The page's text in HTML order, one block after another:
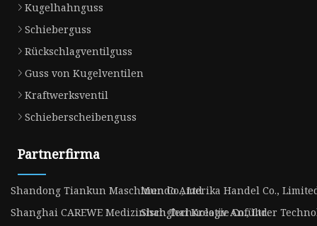
Kugelhahnguss
Schieberguss
Rückschlagventilguss
Guss von Kugelventilen
Kraftwerksventil
Schieberscheibenguss
Partnerfirma
Shandong Tiankun Maschinen Co., LtdMundo Amerika Handel Co.,
Shanghai CAREWE Medizinisch Technologie Co., Ltd.
Shanghai Kreativ Anführer